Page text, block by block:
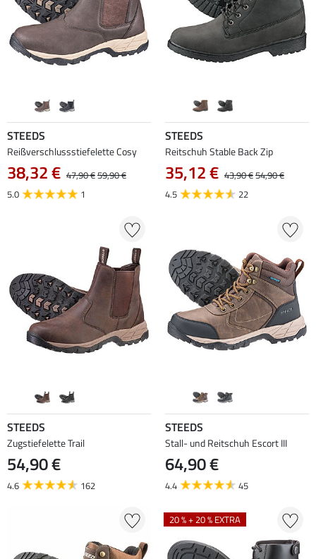
STEEDS
Reißverschlussstiefelette Cosy
38,32 € 47,90 €59,90 €
5.0
1
STEEDS
Reitschuh Stable Back Zip
35,12 € 43,90 €54,90 €
4.5
22
STEEDS
Zugstiefelette Trail
54,90 €
4.6 162
STEEDS
Stall- und Reitschuh Escort III
64,90 €
4.4 45
20 % + 20 % EXTRA